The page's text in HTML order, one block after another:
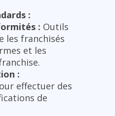
:
: Outils
les franchisés
et les
:
effectuer des
de